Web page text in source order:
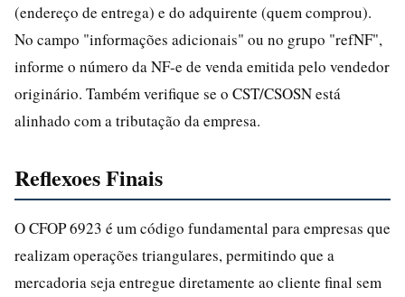
(endereço de entrega) e do adquirente (quem comprou).
No campo "informações adicionais" ou no grupo "refNF",
informe o número da NF-e de venda emitida pelo vendedor
originário. Também verifique se o CST/CSOSN está
alinhado com a tributação da empresa.
Reflexoes Finais
O CFOP 6923 é um código fundamental para empresas que
realizam operações triangulares, permitindo que a
mercadoria seja entregue diretamente ao cliente final sem